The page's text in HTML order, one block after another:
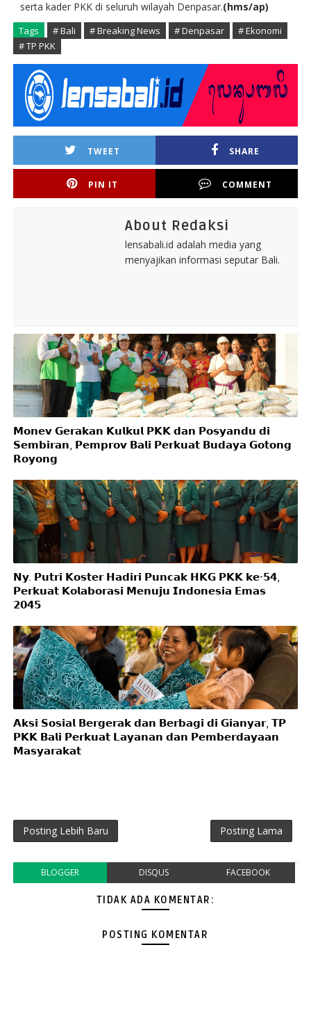
serta kader PKK di seluruh wilayah Denpasar.(hms/ap)
Tags # Bali # Breaking News # Denpasar
# Ekonomi
# TP PKK
TWEET SHARE
PIN IT COMMENT
About Redaksi
lensabali.id adalah media yang
menyajikan informasi seputar Bali.
𝗠𝗼𝗻𝗲𝘃 𝗚𝗲𝗿𝗮𝗸𝗮𝗻 𝗞𝘂𝗹𝗸𝘂𝗹 𝗣𝗞𝗞 𝗱𝗮𝗻 𝗣𝗼𝘀𝘆𝗮𝗻𝗱𝘂 𝗱𝗶
𝗦𝗲𝗺𝗯𝗶𝗿𝗮𝗻, 𝗣𝗲𝗺𝗽𝗿𝗼𝘃 𝗕𝗮𝗹𝗶 𝗣𝗲𝗿𝗸𝘂𝗮𝘁 𝗕𝘂𝗱𝗮𝘆𝗮 𝗚𝗼𝘁𝗼𝗻𝗴
𝗥𝗼𝘆𝗼𝗻𝗴
𝗡𝘆. 𝗣𝘂𝘁𝗿𝗶 𝗞𝗼𝘀𝘁𝗲𝗿 𝗛𝗮𝗱𝗶𝗿𝗶 𝗣𝘂𝗻𝗰𝗮𝗸 𝗛𝗞𝗚 𝗣𝗞𝗞 𝗸𝗲-𝟱𝟰,
𝗣𝗲𝗿𝗸𝘂𝗮𝘁 𝗞𝗼𝗹𝗮𝗯𝗼𝗿𝗮𝘀𝗶 𝗠𝗲𝗻𝘂𝗷𝘂 𝗜𝗻𝗱𝗼𝗻𝗲𝘀𝗶𝗮 𝗘𝗺𝗮𝘀
𝟮𝟬𝟰𝟱
𝗔𝗸𝘀𝗶 𝗦𝗼𝘀𝗶𝗮𝗹 𝗕𝗲𝗿𝗴𝗲𝗿𝗮𝗸 𝗱𝗮𝗻 𝗕𝗲𝗿𝗯𝗮𝗴𝗶 𝗱𝗶 𝗚𝗶𝗮𝗻𝘆𝗮𝗿, 𝗧𝗣
𝗣𝗞𝗞 𝗕𝗮𝗹𝗶 𝗣𝗲𝗿𝗸𝘂𝗮𝘁 𝗟𝗮𝘆𝗮𝗻𝗮𝗻 𝗱𝗮𝗻 𝗣𝗲𝗺𝗯𝗲𝗿𝗱𝗮𝘆𝗮𝗮𝗻
𝗠𝗮𝘀𝘆𝗮𝗿𝗮𝗸𝗮𝘁
Posting Lebih Baru Posting Lama
BLOGGER DISQUS FACEBOOK
TIDAK ADA KOMENTAR:
POSTING KOMENTAR